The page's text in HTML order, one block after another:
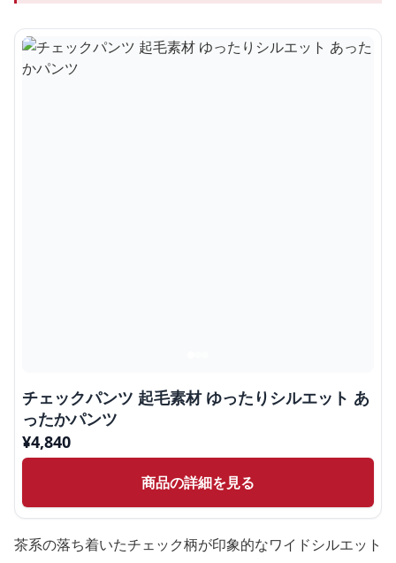
チェックパンツ 起毛素材 ゆったりシルエット あ
ったかパンツ
¥4,840
商品の詳細を見る
茶系の落ち着いたチェック柄が印象的なワイドシルエット